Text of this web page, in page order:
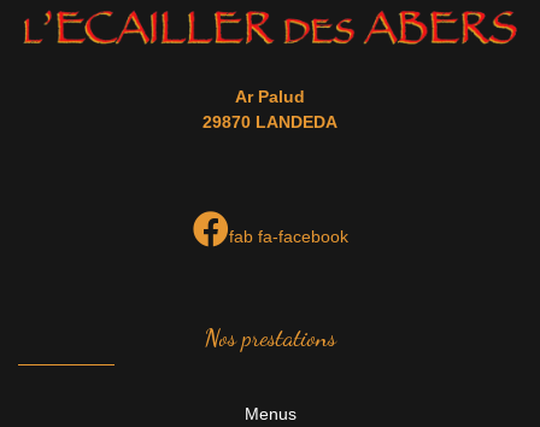
Ar Palud
29870 LANDEDA
fab fa-facebook
Nos prestations
Menus